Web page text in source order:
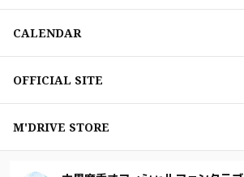
CALENDAR
OFFICIAL SITE
M'DRIVE STORE